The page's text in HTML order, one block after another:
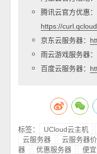
腾讯云官方优惠：
https://
京东云服务器：
雨云游戏服务器：
百度云服务器：
标签： UCloud云主机
云服务器
云服务器
器
优惠服务器 便